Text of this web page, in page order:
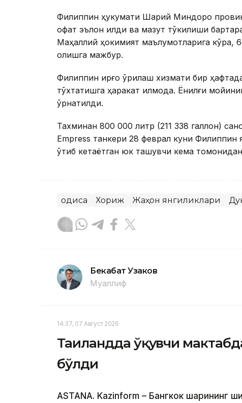
Филиппин ҳукумати Шарқий Миндоро
офат эълон қилди ва мазут тўкилиши
Маҳаллий ҳокимият маълумотларига кўра, 60
қолишга мажбур.
Филиппин қирғоқ қўриқлаш хизмати бир
тўхтатишга ҳаракат қилмоқда. Ёнилғи
ўрнатилди.
Тахминан 800 000 литр (211 338 галлон)
Empress танкери 28 феврал куни Филиппин
ўтиб кетаётган юк ташувчи кема томонидан
Ҳодиса Хориж Жаҳон янгиликлари
Бекабат Узаков
Муаллиф
14:37, 07 Август 2026
Таиландда ўқувчи
бўлди
ASTANA. Kazinform – Бангкок